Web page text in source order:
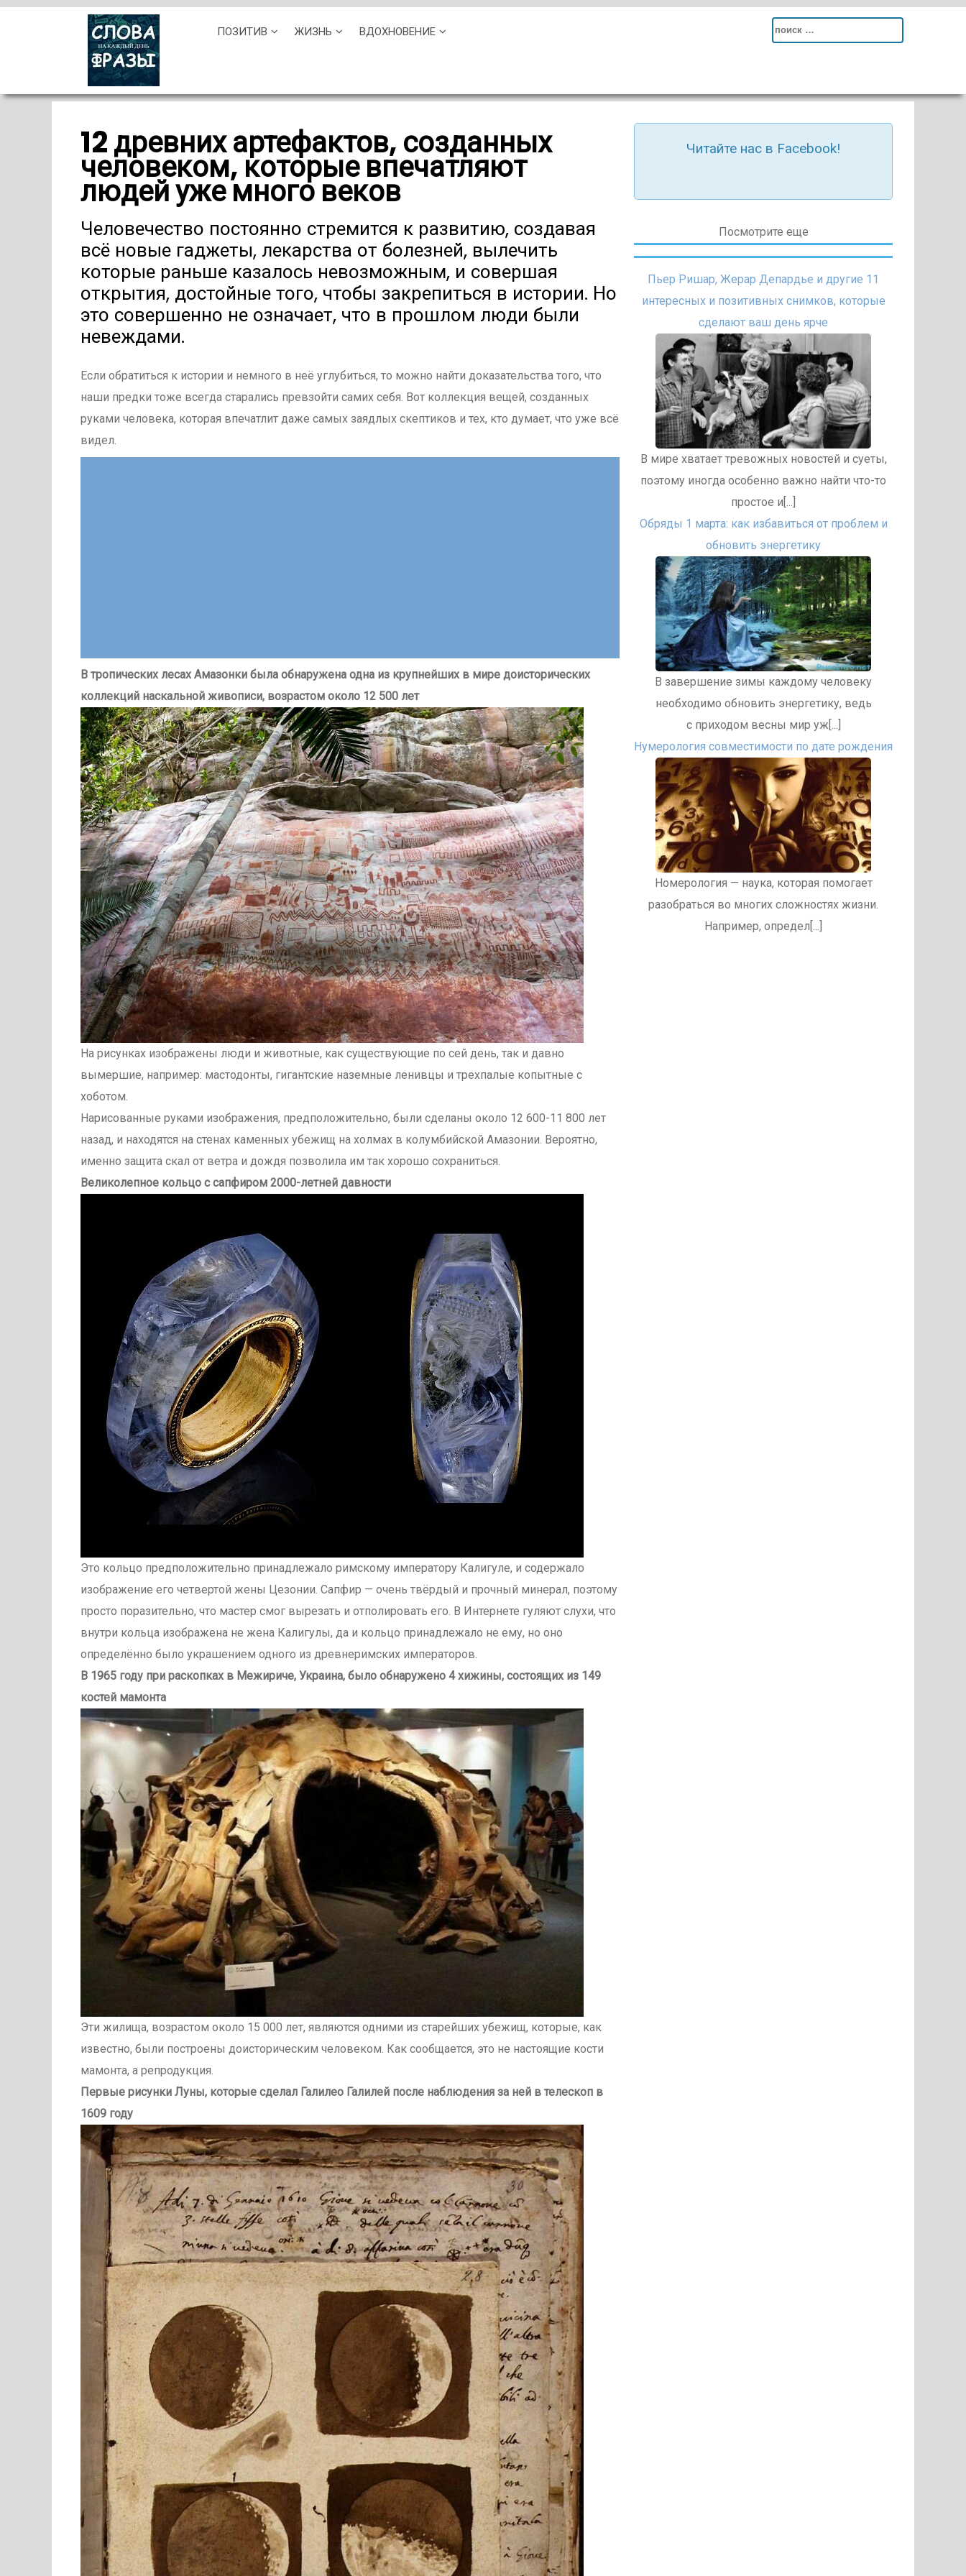
ПОЗИТИВ ЖИЗНЬ ВДОХНОВЕНИЕ
Search
12 древних артефактов, созданных
человеком, которые впечатляют
людей уже много веков
Человечество постоянно стремится к развитию, создавая
всё новые гаджеты, лекарства от болезней, вылечить
которые раньше казалось невозможным, и совершая
открытия, достойные того, чтобы закрепиться в истории. Но
это совершенно не означает, что в прошлом люди были
невеждами.
Если обратиться к истории и немного в неё углубиться, то можно найти доказательства того, что
наши предки тоже всегда старались превзойти самих себя. Вот коллекция вещей, созданных
руками человека, которая впечатлит даже самых заядлых скептиков и тех, кто думает, что уже всё
видел.
В тропических лесах Амазонки была обнаружена одна из крупнейших в мире доисторических
коллекций наскальной живописи, возрастом около 12 500 лет
На рисунках изображены люди и животные, как существующие по сей день, так и давно
вымершие, например: мастодонты, гигантские наземные ленивцы и трехпалые копытные с
хоботом.
Нарисованные руками изображения, предположительно, были сделаны около 12 600-11 800 лет
назад, и находятся на стенах каменных убежищ на холмах в колумбийской Амазонии. Вероятно,
именно защита скал от ветра и дождя позволила им так хорошо сохраниться.
Великолепное кольцо с сапфиром 2000-летней давности
Это кольцо предположительно принадлежало римскому императору Калигуле, и содержало
изображение его четвертой жены Цезонии. Сапфир — очень твёрдый и прочный минерал, поэтому
просто поразительно, что мастер смог вырезать и отполировать его. В Интернете гуляют слухи, что
внутри кольца изображена не жена Калигулы, да и кольцо принадлежало не ему, но оно
определённо было украшением одного из древнеримских императоров.
В 1965 году при раскопках в Межириче, Украина, было обнаружено 4 хижины, состоящих из 149
костей мамонта
Эти жилища, возрастом около 15 000 лет, являются одними из старейших убежищ, которые, как
известно, были построены доисторическим человеком. Как сообщается, это не настоящие кости
мамонта, а репродукция.
Первые рисунки Луны, которые сделал Галилео Галилей после наблюдения за ней в телескоп в
1609 году
Читайте нас в Facebook!
Посмотрите еще
Пьер Ришар, Жерар Депардье и другие 11
интересных и позитивных снимков, которые
сделают ваш день ярче
В мире хватает тревожных новостей и суеты,
поэтому иногда особенно важно найти что-то
простое и[...]
Обряды 1 марта: как избавиться от проблем и
обновить энергетику
В завершение зимы каждому человеку
необходимо обновить энергетику, ведь
с приходом весны мир уж[...]
Нумерология совместимости по дате рождения
Номерология — наука, которая помогает
разобраться во многих сложностях жизни.
Например, определ[...]